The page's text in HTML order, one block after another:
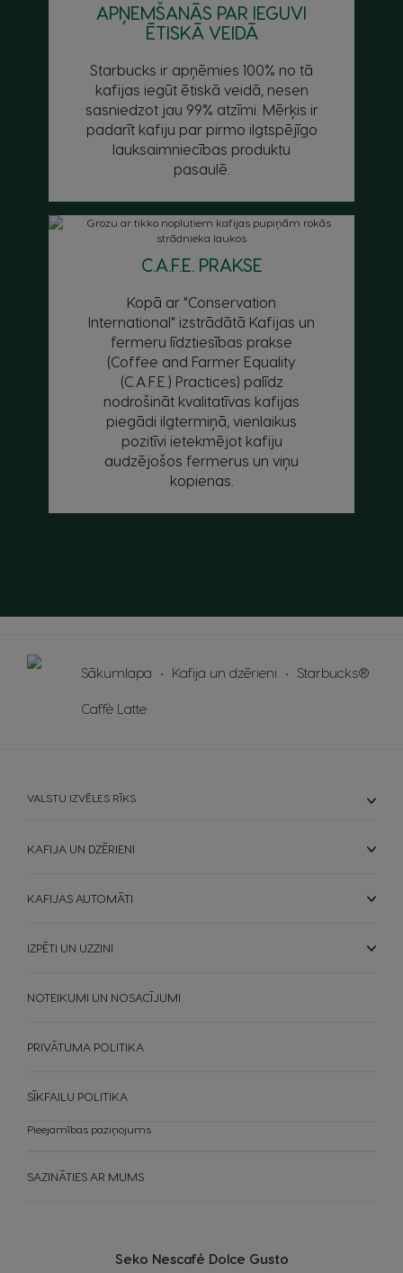
APŅEMŠANĀS PAR IEGUVI
ĒTISKĀ VEIDĀ
Starbucks ir apņēmies 100% no tā
kafijas iegūt ētiskā veidā, nesen
sasniedzot jau 99% atzīmi. Mērķis ir
padarīt kafiju par pirmo ilgtspējīgo
lauksaimniecības produktu
pasaulē.
C.A.F.E. PRAKSE
Kopā ar "Conservation
International" izstrādātā Kafijas un
fermeru līdztiesības prakse
(Coffee and Farmer Equality
(C.A.F.E.) Practices) palīdz
nodrošināt kvalitatīvas kafijas
piegādi ilgtermiņā, vienlaikus
pozitīvi ietekmējot kafiju
audzējošos fermerus un viņu
kopienas.
Sākumlapa Kafija un dzērieni Starbucks®
Caffè Latte
VALSTU IZVĒLES RĪKS
KAFIJA UN DZĒRIENI
KAFIJAS AUTOMĀTI
IZPĒTI UN UZZINI
Seko Nescafé Dolce Gusto
SAZINĀTIES AR MUMS
NOTEIKUMI UN NOSACĪJUMI
PRIVĀTUMA POLITIKA
SĪKFAILU POLITIKA
Pieejamības paziņojums